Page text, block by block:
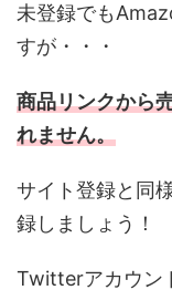
未登録でも
すが・・・
商品リンクから
れません。
サイト登録と同
録しましょう！
Twitterアカウン